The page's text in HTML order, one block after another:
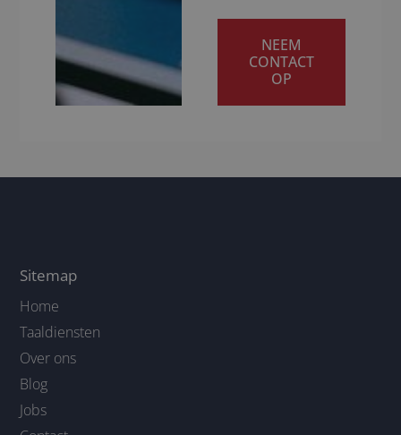
NEEM
CONTACT
OP
Sitemap
Home
Taaldiensten
Over ons
Blog
Jobs